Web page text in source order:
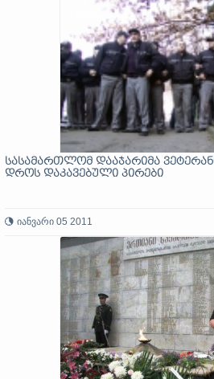
სასამართლომ დააჯარიმა
დროს დაკავებული პირები
იანვარი 05 2011